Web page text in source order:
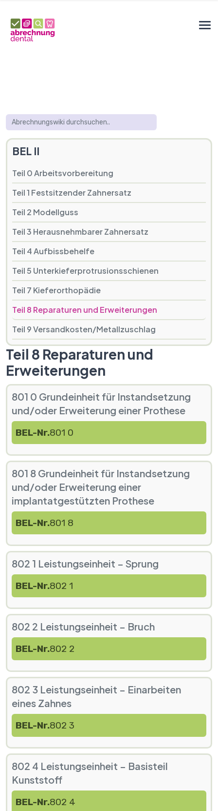
BEL II
Teil 0 Arbeitsvorbereitung
Teil 1 Festsitzender Zahnersatz
Teil 2 Modellguss
Teil 3 Herausnehmbarer Zahnersatz
Teil 4 Aufbissbehelfe
Teil 5 Unterkieferprotrusionsschienen
Teil 7 Kieferorthopädie
Teil 8 Reparaturen und Erweiterungen
Teil 9 Versandkosten/Metallzuschlag
Teil 8 Reparaturen und
Erweiterungen
801 0 Grundeinheit für Instandsetzung
und/oder Erweiterung einer Prothese
BEL-Nr.801 0
801 8 Grundeinheit für Instandsetzung
und/oder Erweiterung einer
implantatgestützten Prothese
BEL-Nr.801 8
802 1 Leistungseinheit – Sprung
BEL-Nr.802 1
802 2 Leistungseinheit – Bruch
BEL-Nr.802 2
802 3 Leistungseinheit – Einarbeiten
eines Zahnes
BEL-Nr.802 3
802 4 Leistungseinheit – Basisteil
Kunststoff
BEL-Nr.802 4